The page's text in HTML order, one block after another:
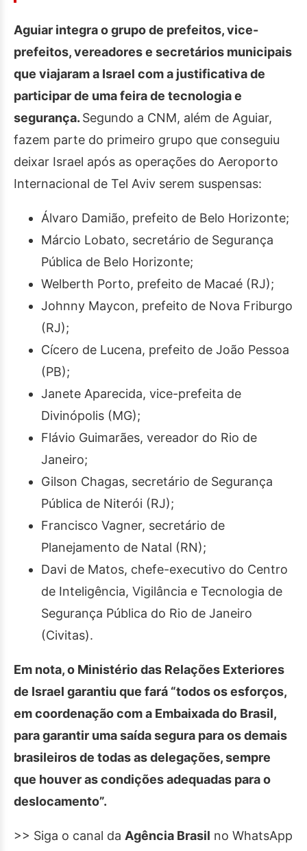
Aguiar integra o grupo de prefeitos, vice-
prefeitos, vereadores e secretários municipais
que viajaram a Israel com a justificativa de
participar de uma feira de tecnologia e
segurança. Segundo a CNM, além de Aguiar,
fazem parte do primeiro grupo que conseguiu
deixar Israel após as operações do Aeroporto
Internacional de Tel Aviv serem suspensas:
Álvaro Damião, prefeito de Belo Horizonte;
Márcio Lobato, secretário de Segurança
Pública de Belo Horizonte;
Welberth Porto, prefeito de Macaé (RJ);
Johnny Maycon, prefeito de Nova Friburgo
(RJ);
Cícero de Lucena, prefeito de João Pessoa
(PB);
Janete Aparecida, vice-prefeita de
Divinópolis (MG);
Flávio Guimarães, vereador do Rio de
Janeiro;
Gilson Chagas, secretário de Segurança
Pública de Niterói (RJ);
Francisco Vagner, secretário de
Planejamento de Natal (RN);
Davi de Matos, chefe-executivo do Centro
de Inteligência, Vigilância e Tecnologia de
Segurança Pública do Rio de Janeiro
(Civitas).
Em nota, o Ministério das Relações Exteriores
de Israel garantiu que fará “todos os esforços,
em coordenação com a Embaixada do Brasil,
para garantir uma saída segura para os demais
brasileiros de todas as delegações, sempre
que houver as condições adequadas para o
deslocamento”.
>> Siga o canal da Agência Brasil no WhatsApp